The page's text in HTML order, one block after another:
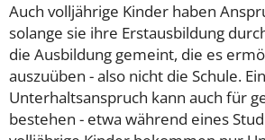
Auch volljährige Kinder haben
solange sie ihre Erstausbildung
die Ausbildung gemeint, die es
auszuüben - also nicht die Schule. Ein
Unterhaltsanspruch kann auch für
bestehen - etwa während eines